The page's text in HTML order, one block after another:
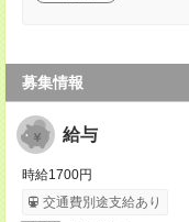
募集情報
給与
時給1700円
交通費別途支給あり